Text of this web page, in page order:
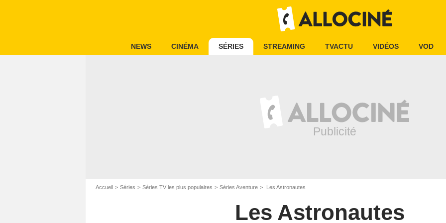
NEWS CINÉMA SÉRIES STREAMING TVACTU VIDÉOS VOD
Accueil Séries Séries TV les plus populaires Séries Aventure Les Astronautes
Les Astronautes